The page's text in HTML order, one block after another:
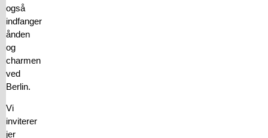
også
indfanger
ånden
og
charmen
ved
Berlin.
Vi
inviterer
jer